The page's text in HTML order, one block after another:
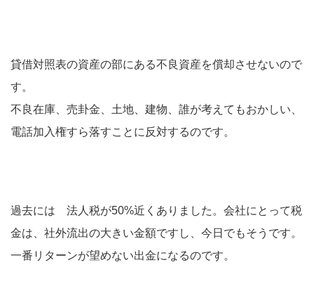
貸借対照表の資産の部にある不良資産を償却させないので
す。
不良在庫、売卦金、土地、建物、誰が考えてもおかしい、
電話加入権すら落すことに反対するのです。
過去には 法人税が50%近くありました。会社にとって税
金は、社外流出の大きい金額ですし、今日でもそうです。
一番リターンが望めない出金になるのです。